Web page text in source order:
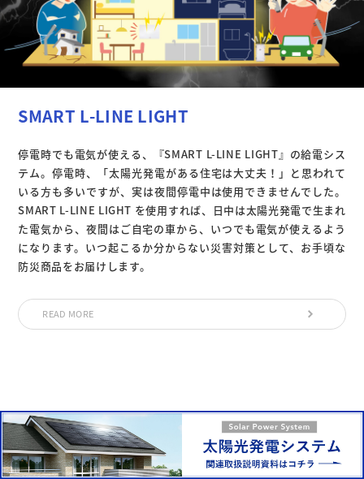
SMART L-LINE LIGHT
停電時でも電気が使える、『SMART L-LINE LIGHT』の給電シス
テム。停電時、「太陽光発電がある住宅は大丈夫！」と思われて
いる方も多いですが、実は夜間停電中は使用できませんでした。
SMART L-LINE LIGHT を使用すれば、日中は太陽光発電で生まれ
た電気から、夜間はご自宅の車から、いつでも電気が使えるよう
になります。いつ起こるか分からない災害対策として、お手頃な
防災商品をお届けします。
READ MORE